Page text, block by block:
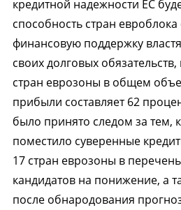
кредитной надежности ЕС
способность стран евроблока
финансовую поддержку
своих долговых
стран еврозоны в общем
прибыли составляет 62
было принято следом за тем,
поместило суверенные
17 стран еврозоны в
кандидатов на понижение, а
после обнародования